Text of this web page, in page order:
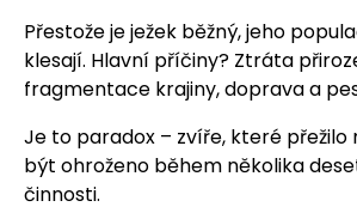
Přestože je ježek běžný, jeho
klesají. Hlavní příčiny? Ztráta
fragmentace krajiny, doprava a
Je to paradox – zvíře, které přežilo
být ohroženo během několika
činnosti.